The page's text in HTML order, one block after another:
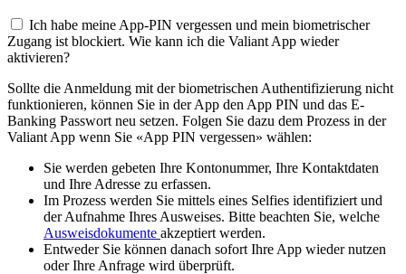
Ich habe meine App-PIN vergessen und mein biometrischer
Zugang ist blockiert. Wie kann ich die Valiant App wieder
aktivieren?
Sollte die Anmeldung mit der biometrischen Authentifizierung nicht
funktionieren, können Sie in der App den App PIN und das E-
Banking Passwort neu setzen. Folgen Sie dazu dem Prozess in der
Valiant App wenn Sie «App PIN vergessen» wählen:
Sie werden gebeten Ihre Kontonummer, Ihre Kontaktdaten
und Ihre Adresse zu erfassen.
Im Prozess werden Sie mittels eines Selfies identifiziert und
der Aufnahme Ihres Ausweises. Bitte beachten Sie, welche
Ausweisdokumente akzeptiert werden.
Entweder Sie können danach sofort Ihre App wieder nutzen
oder Ihre Anfrage wird überprüft.